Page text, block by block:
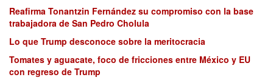
Reafirma Tonantzin Fernández su compromiso con la base
trabajadora de San Pedro Cholula
Lo que Trump desconoce sobre la meritocracia
Tomates y aguacate, foco de fricciones entre México y EU
con regreso de Trump